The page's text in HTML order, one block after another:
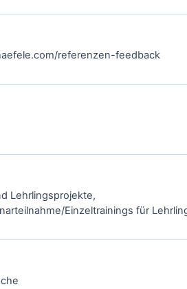
referenzen-feedback
Lehrlingsprojekte,
Einzeltrainings für